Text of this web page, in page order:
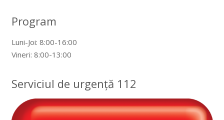
Program
Luni-Joi: 8:00-16:00
Vineri: 8:00-13:00
Serviciul de urgență 112